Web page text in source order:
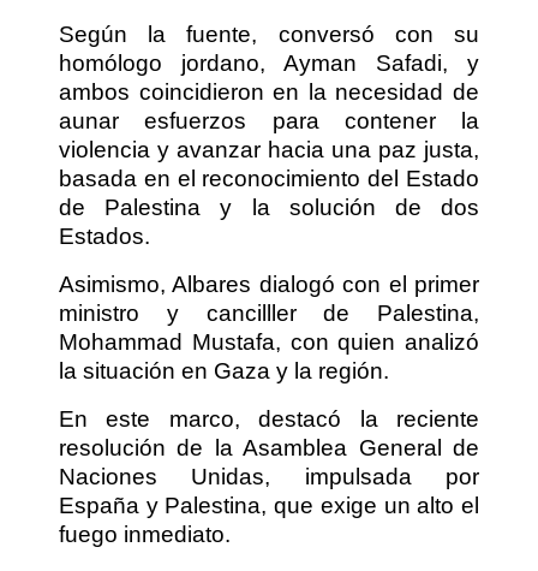
Según la fuente, conversó con su
homólogo jordano, Ayman Safadi, y
ambos coincidieron en la necesidad de
aunar esfuerzos para contener la
violencia y avanzar hacia una paz justa,
basada en el reconocimiento del Estado
de Palestina y la solución de dos
Estados.
Asimismo, Albares dialogó con el primer
ministro y cancilller de Palestina,
Mohammad Mustafa, con quien analizó
la situación en Gaza y la región.
En este marco, destacó la reciente
resolución de la Asamblea General de
Naciones Unidas, impulsada por
España y Palestina, que exige un alto el
fuego inmediato.